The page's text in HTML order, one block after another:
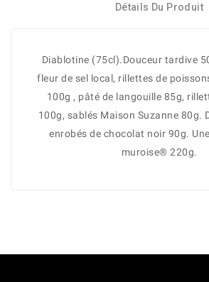
Détails Du Produit
Diablotine (75cl).Douceur tardive
fleur de sel local, rillettes de
100g , pâté de langouille 85g,
100g, sablés Maison Suzanne 80g.
enrobés de chocolat noir 90g.
muroise® 220g.